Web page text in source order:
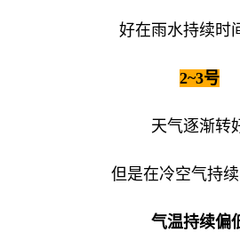
好在雨水持续时
2~3号
天气逐渐转
但是在冷空气持
气温持续偏